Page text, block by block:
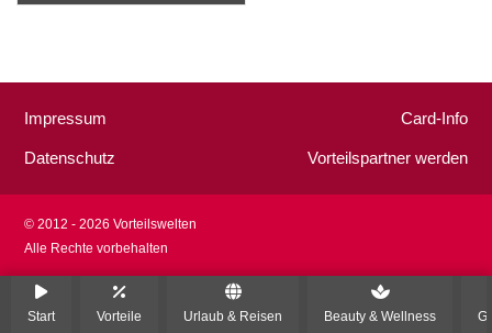
Start Vorteile Urlaub & Reisen Beauty & Wellness
Impressum
Datenschutz
Card-Info
Vorteilspartner werden
© 2012 - 2026 Vorteilswelten
Alle Rechte vorbehalten